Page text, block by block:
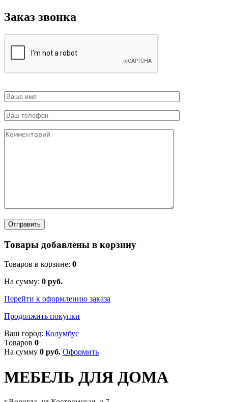
Заказ звонка
Товары добавлены в корзину
Товаров в корзине: 0
На сумму: 0 руб.
Перейти к оформлению заказа
Продолжить покупки
Ваш город: Колумбус
Товаров 0
На сумму 0 руб. Оформить
МЕБЕЛЬ ДЛЯ ДОМА